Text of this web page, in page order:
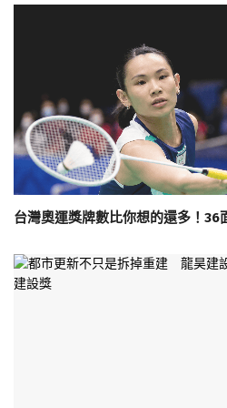
台灣奧運獎牌數比你想的還多！36